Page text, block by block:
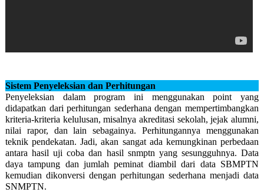
Sistem Penyeleksian dan Perhitungan
Penyeleksian dalam program ini menggunakan point yang
didapatkan dari perhitungan sederhana dengan mempertimbangkan
kriteria-kriteria kelulusan, misalnya akreditasi sekolah, jejak alumni,
nilai rapor, dan lain sebagainya. Perhitungannya menggunakan
teknik pendekatan. Jadi, akan sangat ada kemungkinan perbedaan
antara hasil uji coba dan hasil snmptn yang sesungguhnya. Data
daya tampung dan jumlah peminat diambil dari data SBMPTN
kemudian dikonversi dengan perhitungan sederhana menjadi data
SNMPTN.